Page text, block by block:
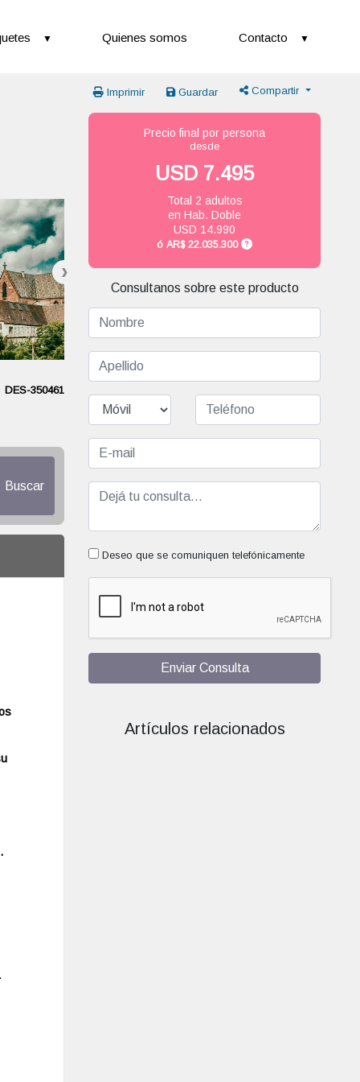
Quienes somos Contacto
Imprimir Guardar Compartir
DES-350461
Buscar
Precio final por persona
desde
USD 7.495
Total 2 adultos
en Hab. Doble
USD 14.990
óAR$ 22.035.300
Consultanos sobre este producto
Deseo que se comuniquen telefónicamente
Enviar Consulta
Artículos relacionados